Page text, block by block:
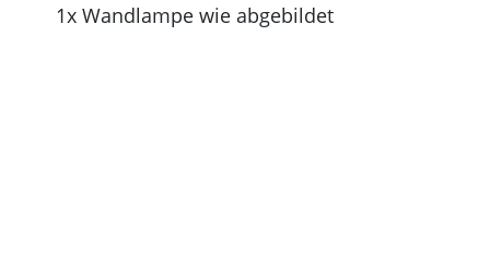
1x Wandlampe wie abgebildet